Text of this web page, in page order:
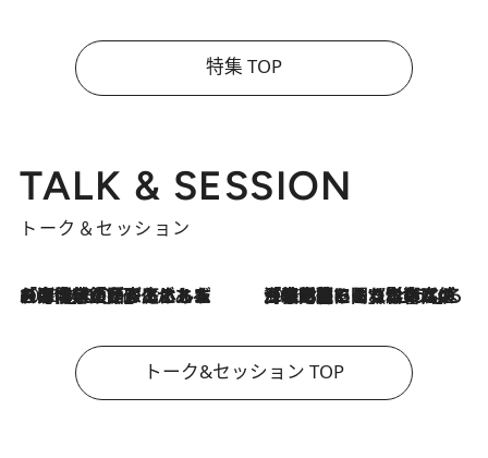
特集 TOP
TALK & SESSION
トーク＆セッション
2026.8.3
「今後値上げがあるとすれば…」「リスクがあるのは今年の冬」エネルギー専門家が語る、ホルムズ海峡封鎖が家庭にもたらす“ある心配” 2026.8.3
「住宅建てられない…」「サーチャージ料の高値が続いている」ホルムズ海峡封鎖による影響はいつまで続く？《エネルギー専門家に聞く“どうなる日本の暮らし”》
トーク&セッション TOP